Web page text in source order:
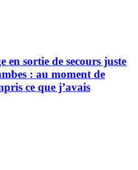
en sortie de secours juste
: au moment de
ce que j’avais